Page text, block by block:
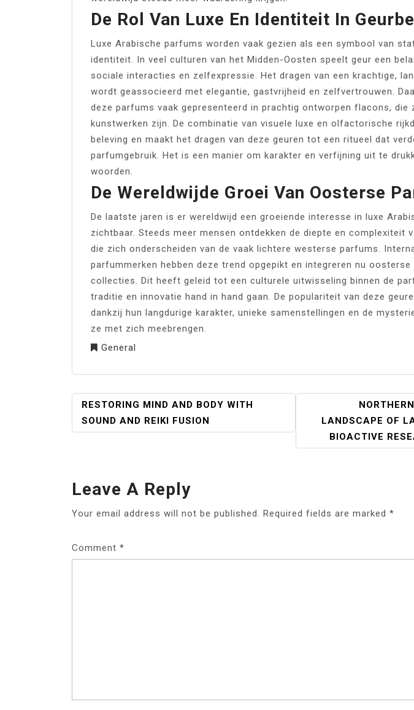
De Rol Van Luxe En Identiteit In
Luxe Arabische parfums worden vaak gezien als een symbool van
identiteit. In veel culturen van het Midden-Oosten speelt geur een
sociale interacties en zelfexpressie. Het dragen van een krachtige,
wordt geassocieerd met elegantie, gastvrijheid en zelfvertrouwen.
deze parfums vaak gepresenteerd in prachtig ontworpen flacons, die
kunstwerken zijn. De combinatie van visuele luxe en olfactorische
beleving en maakt het dragen van deze geuren tot een ritueel dat
parfumgebruik. Het is een manier om karakter en verfijning uit te
woorden.
De Wereldwijde Groei Van Oosterse
De laatste jaren is er wereldwijd een groeiende interesse in luxe
zichtbaar. Steeds meer mensen ontdekken de diepte en complexiteit
die zich onderscheiden van de vaak lichtere westerse parfums.
parfummerken hebben deze trend opgepikt en integreren nu oosterse
collecties. Dit heeft geleid tot een culturele uitwisseling binnen de
traditie en innovatie hand in hand gaan. De populariteit van deze
dankzij hun langdurige karakter, unieke samenstellingen en de
ze met zich meebrengen.
General
POST
NAVIGATION
RESTORING MIND AND BODY WITH
SOUND AND REIKI FUSION
LANDSCAPE OF
BIOACTIVE
Leave A Reply
Your email address will not be published. Required fields are marked *
Comment *